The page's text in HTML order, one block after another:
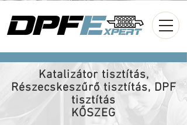
Katalizátor tisztítás,
Részecskeszűrő tisztítás, DPF
tisztítás
KŐSZEG